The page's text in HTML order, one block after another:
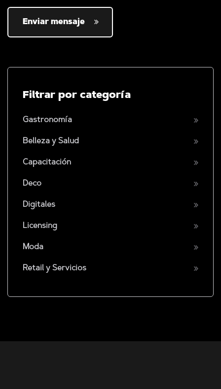
Enviar mensaje
Filtrar por categoría
Gastronomía
Belleza y Salud
Capacitación
Deco
Digitales
Licensing
Moda
Retail y Servicios